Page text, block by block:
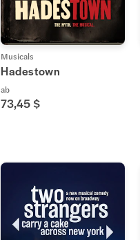
Musicals
Hadestown
ab
73,45 $